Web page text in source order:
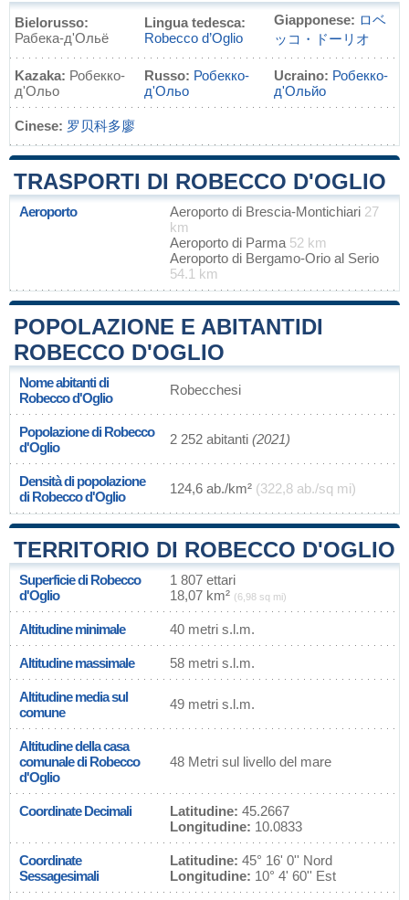
Bielorusso:
Рабека-д'Ольё
Lingua tedesca:
Robecco d’Oglio
Giapponese: ロベ
ッコ・ドーリオ
Kazaka: Робекко-
д'Ольо
Russo: Робекко-
д'Ольо
Ucraino: Робекко-
д'Ольйо
Cinese: 罗贝科多廖
TRASPORTI DI ROBECCO D'OGLIO
Aeroporto Aeroporto di Brescia-Montichiari 27
km
Aeroporto di Parma 52 km
Aeroporto di Bergamo-Orio al Serio
54.1 km
POPOLAZIONE E ABITANTIDI
ROBECCO D'OGLIO
Nome abitanti di
Robecco d'Oglio
Robecchesi
Popolazione di Robecco
d'Oglio
2 252 abitanti (2021)
Densità di popolazione
di Robecco d'Oglio
124,6 ab./km² (322,8 ab./sq mi)
TERRITORIO DI ROBECCO D'OGLIO
Superficie di Robecco
d'Oglio
1 807 ettari
18,07 km² (6,98 sq mi)
Altitudine minimale 40 metri s.l.m.
Altitudine massimale 58 metri s.l.m.
Altitudine media sul
comune
49 metri s.l.m.
Altitudine della casa
comunale di Robecco
d'Oglio
48 Metri sul livello del mare
Coordinate Decimali Latitudine: 45.2667
Longitudine: 10.0833
Coordinate
Sessagesimali
Latitudine: 45° 16' 0'' Nord
Longitudine: 10° 4' 60'' Est